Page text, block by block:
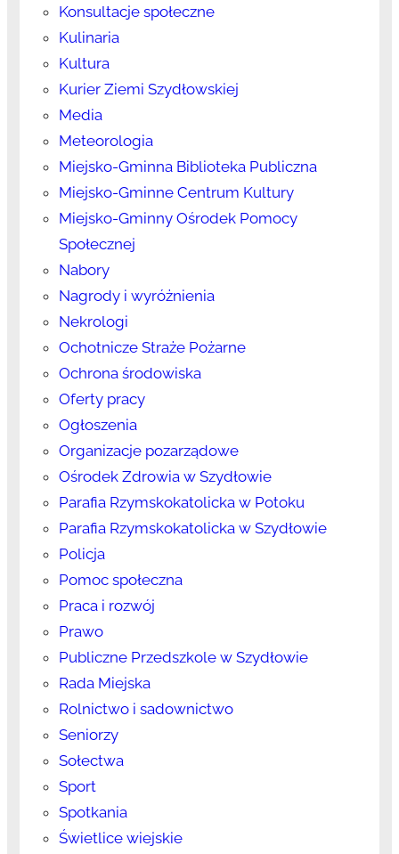
Konsultacje społeczne
Kulinaria
Kultura
Kurier Ziemi Szydłowskiej
Media
Meteorologia
Miejsko-Gminna Biblioteka Publiczna
Miejsko-Gminne Centrum Kultury
Miejsko-Gminny Ośrodek Pomocy
Społecznej
Nabory
Nagrody i wyróżnienia
Nekrologi
Ochotnicze Straże Pożarne
Ochrona środowiska
Oferty pracy
Ogłoszenia
Organizacje pozarządowe
Ośrodek Zdrowia w Szydłowie
Parafia Rzymskokatolicka w Potoku
Parafia Rzymskokatolicka w Szydłowie
Policja
Pomoc społeczna
Praca i rozwój
Prawo
Publiczne Przedszkole w Szydłowie
Rada Miejska
Rolnictwo i sadownictwo
Seniorzy
Sołectwa
Sport
Spotkania
Świetlice wiejskie